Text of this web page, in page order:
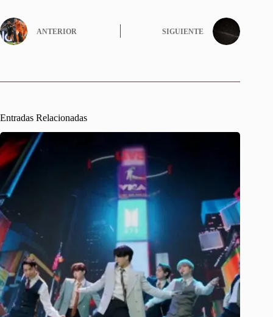
ANTERIOR SIGUIENTE
Entradas Relacionadas